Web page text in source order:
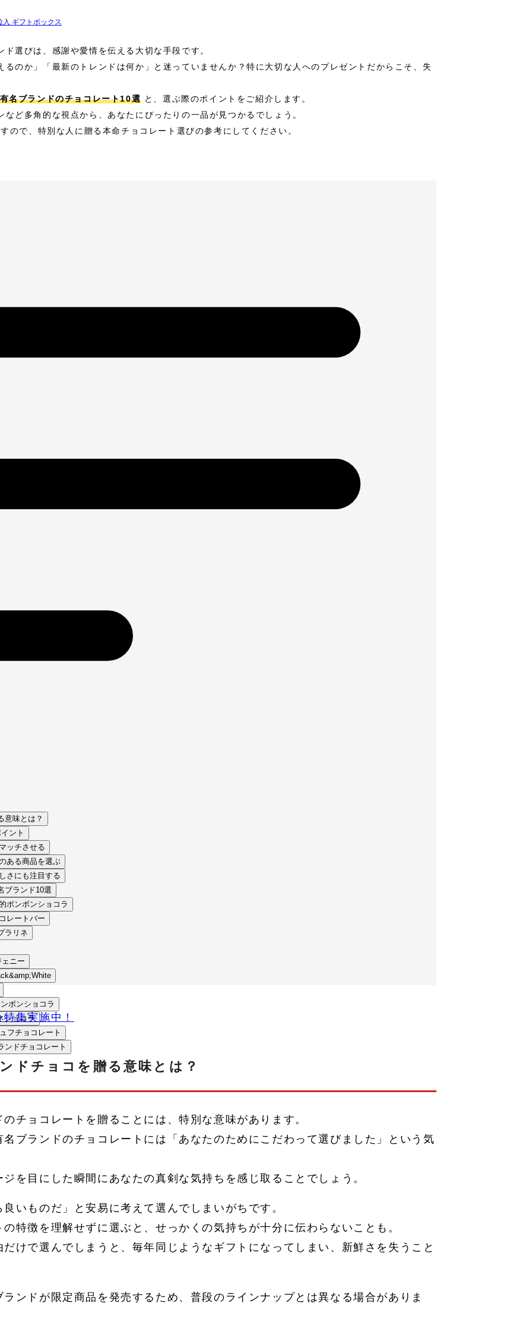
ギフトボックス
選びは、感謝や愛情を伝える大切な手段です。
のか」「最新のトレンドは何か」と迷っていませんか？特に大切な人へのプレゼントだからこそ、失
有名ブランドのチョコレート10選 と、選ぶ際のポイントをご紹介します。
ど多角的な視点から、あなたにぴったりの一品が見つかるでしょう。
ので、特別な人に贈る本命チョコレート選びの参考にしてください。
意味とは？
ント
ッチさせる
ある商品を選ぶ
さにも注目する
ブランド10選
ボンボンショコラ
レートバー
ラリネ
ニー
ボンショコラ
ショコラ
フチョコレート
ンドチョコレート
集実施中！
ドチョコを贈る意味とは？
チョコレートを贈ることには、特別な意味があります。
ブランドのチョコレートには「あなたのためにこだわって選びました」という気
を目にした瞬間にあなたの真剣な気持ちを感じ取ることでしょう。
いものだ」と安易に考えて選んでしまいがちです。
特徴を理解せずに選ぶと、せっかくの気持ちが十分に伝わらないことも。
けで選んでしまうと、毎年同じようなギフトになってしまい、新鮮さを失うこと
ンドが限定商品を発売するため、普段のラインナップとは異なる場合がありま